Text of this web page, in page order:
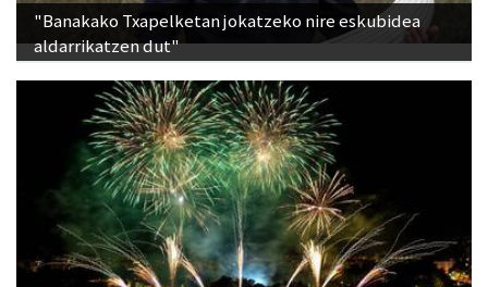
"Banakako Txapelketan jokatzeko nire eskubidea
aldarrikatzen dut"